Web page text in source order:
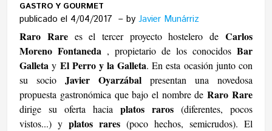
GASTRO Y GOURMET
publicado el 4/04/2017 byJavier Munárriz
Raro Rarees el tercer proyecto hostelero de Carlos
Moreno Fontaneda , propietario de los conocidos Bar
Galletay El Perro y la Galleta. En esta ocasión junto con
su socioJavier Oyarzábal presentan una novedosa
propuesta gastronómica que bajo el nombre deRaro Rare
dirige su oferta hacia platos raros(diferentes, pocos
vistos...) yplatos rares (poco hechos, semicrudos). El